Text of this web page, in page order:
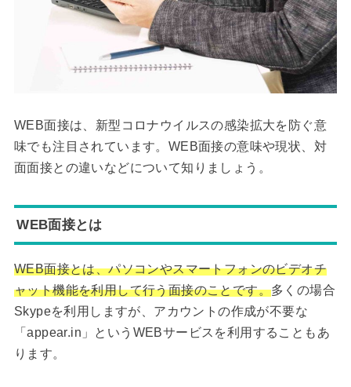
WEB面接は、新型コロナウイルスの感染拡大を防ぐ意
味でも注目されています。WEB面接の意味や現状、対
面面接との違いなどについて知りましょう。
WEB面接とは
WEB面接とは、パソコンやスマートフォンのビデオチ
ャット機能を利用して行う面接のことです。多くの場合
Skypeを利用しますが、アカウントの作成が不要な
「appear.in」というWEBサービスを利用することもあ
ります。